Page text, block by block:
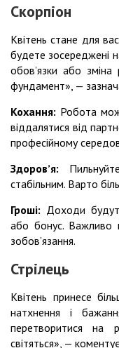
Скорпіон
Квітень стане для
будете зосереджені
обов’язки або зміна
фундамент», —
Кохання: Робота
віддалятися від
професійному
Здоровʼя:
стабільним. Варто
Гроші: Доходи
або бонус. Важливо
зобов’язання.
Стрілець
Квітень принесе
натхнення і
перетворитися на
світяться», —